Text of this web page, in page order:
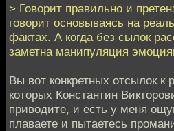
> Говорит правильно и
говорит основываясь на
фактах. А когда без сылок
заметна манипуляция
Вы вот конкретных отсылок к
которых Константин
приводите, и есть у меня
плаваете и пытаетесь